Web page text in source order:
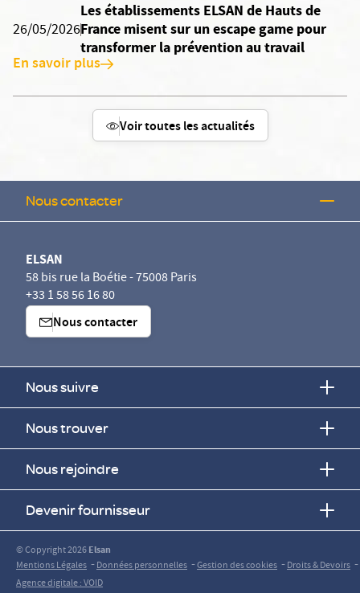
26/05/2026
Les établissements ELSAN de Hauts de
France misent sur un escape game pour
transformer la prévention au travail
En savoir plus
Voir toutes les actualités
Nous contacter
ELSAN
58 bis rue la Boétie - 75008 Paris
+33 1 58 56 16 80
Nous contacter
Nous suivre
Nous trouver
Nous rejoindre
Devenir fournisseur
© Copyright 2026Elsan
Mentions Légales -Données personnelles -Gestion des cookies -Droits & Devoirs -
Agence digitale : VOID